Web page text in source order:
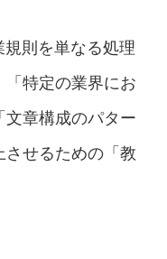
則を単なる処理
「特定の業界にお
文章構成のパター
させるための「教